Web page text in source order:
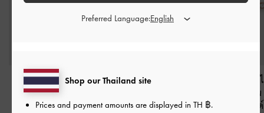
ต่างหูแบบห่วงเปิด
ประดับมุก-สีโรสโกลด์
สร้อยข้อมือดีเทลโบว์
สีโรสโกลด์
ต่างหูแบบติดหูดี
ประดับคริสตัลรุ่
สีโรสโกลด์
Shop our Thailand site
Prices and payment amounts are displayed in TH ฿.
Preferred Language: